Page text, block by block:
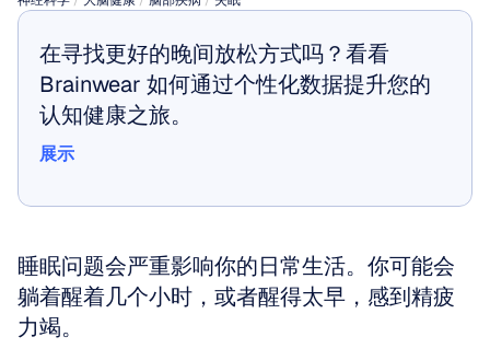
在寻找更好的晚间放松方式吗？看看
Brainwear 如何通过个性化数据提升您的
认知健康之旅。
展示
睡眠问题会严重影响你的日常生活。你可能会
躺着醒着几个小时，或者醒得太早，感到精疲
力竭。